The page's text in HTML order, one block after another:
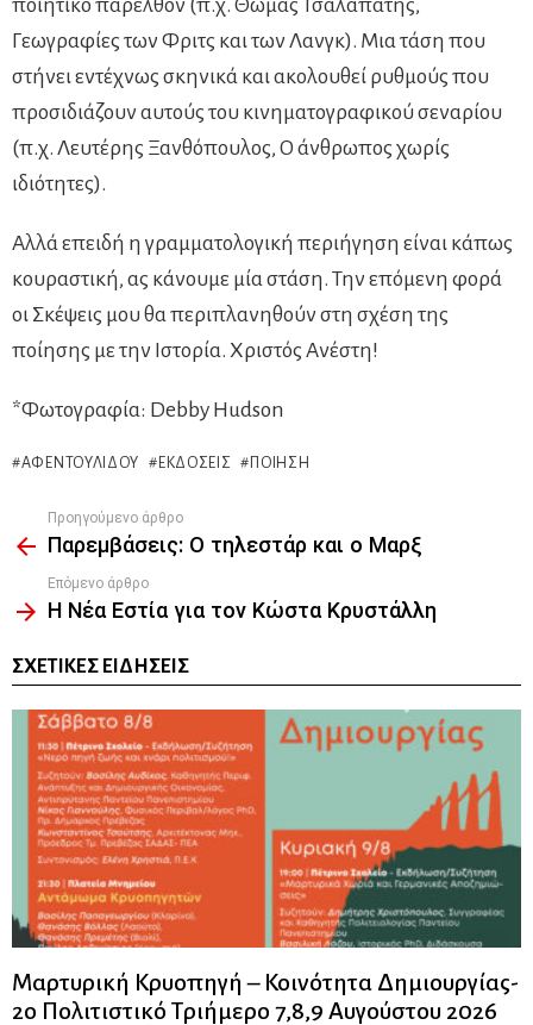
ποιητικό παρελθόν (π.χ. Θωμάς Τσαλαπάτης,
Γεωγραφίες των Φριτς και των Λανγκ). Μια τάση που
στήνει εντέχνως σκηνικά και ακολουθεί ρυθμούς που
προσιδιάζουν αυτούς του κινηματογραφικού σεναρίου
(π.χ. Λευτέρης Ξανθόπουλος, Ο άνθρωπος χωρίς
ιδιότητες).
Αλλά επειδή η γραμματολογική περιήγηση είναι κάπως
κουραστική, ας κάνουμε μία στάση. Την επόμενη φορά
οι Σκέψεις μου θα περιπλανηθούν στη σχέση της
ποίησης με την Ιστορία. Χριστός Ανέστη!
*Φωτογραφία: Debby Hudson
ΑΦΕΝΤΟΥΛΊΔΟΥ ΕΚΔΌΣΕΙΣ ΠΟΊΗΣΗ
more
Προηγούμενο άρθρο
Παρεμβάσεις: Ο τηλεστάρ και ο Μαρξ
Επόμενο άρθρο
Η Νέα Εστία για τον Κώστα Κρυστάλλη
ΣΧΕΤΙΚΈΣ ΕΙΔΉΣΕΙΣ
Μαρτυρική Κρυοπηγή – Κοινότητα Δημιουργίας-
2ο Πολιτιστικό Τριήμερο 7,8,9 Αυγούστου 2026